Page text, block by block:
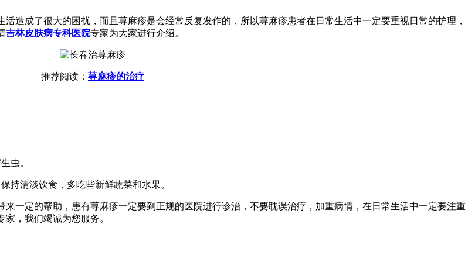
造成了很大的困扰，而且荨麻疹是会经常反复发作的，所以荨麻疹患者在日常生活中一定要重视日常的护理，
吉林皮肤病专科医院专家为大家进行介绍。
推荐阅读： 荨麻疹的治疗
虫。
持清淡饮食，多吃些新鲜蔬菜和水果。
来一定的帮助，患有荨麻疹一定要到正规的医院进行诊治，不要耽误治疗，加重病情，在日常生活中一定要注重
，我们竭诚为您服务。